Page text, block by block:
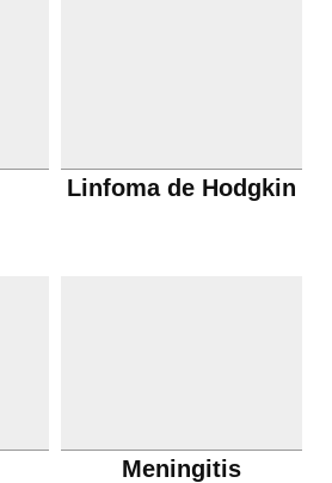
Linfoma de Hodgkin
Meningitis